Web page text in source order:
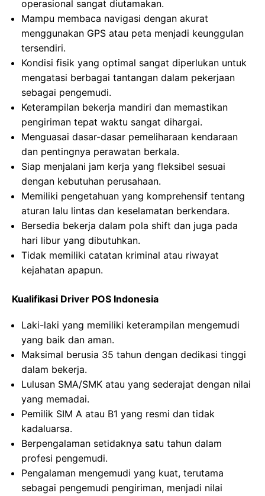
operasional sangat diutamakan.
Mampu membaca navigasi dengan akurat
menggunakan GPS atau peta menjadi keunggulan
tersendiri.
Kondisi fisik yang optimal sangat diperlukan untuk
mengatasi berbagai tantangan dalam pekerjaan
sebagai pengemudi.
Keterampilan bekerja mandiri dan memastikan
pengiriman tepat waktu sangat dihargai.
Menguasai dasar-dasar pemeliharaan kendaraan
dan pentingnya perawatan berkala.
Siap menjalani jam kerja yang fleksibel sesuai
dengan kebutuhan perusahaan.
Memiliki pengetahuan yang komprehensif tentang
aturan lalu lintas dan keselamatan berkendara.
Bersedia bekerja dalam pola shift dan juga pada
hari libur yang dibutuhkan.
Tidak memiliki catatan kriminal atau riwayat
kejahatan apapun.
Kualifikasi Driver POS Indonesia
Laki-laki yang memiliki keterampilan mengemudi
yang baik dan aman.
Maksimal berusia 35 tahun dengan dedikasi tinggi
dalam bekerja.
Lulusan SMA/SMK atau yang sederajat dengan nilai
yang memadai.
Pemilik SIM A atau B1 yang resmi dan tidak
kadaluarsa.
Berpengalaman setidaknya satu tahun dalam
profesi pengemudi.
Pengalaman mengemudi yang kuat, terutama
sebagai pengemudi pengiriman, menjadi nilai